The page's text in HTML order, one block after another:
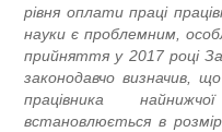
рівня оплати праці
науки є проблемним,
прийняття у 2017 році
законодавчо визначив,
працівника
встановлюється в